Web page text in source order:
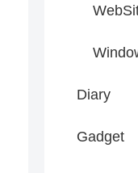
Diary
Gadget